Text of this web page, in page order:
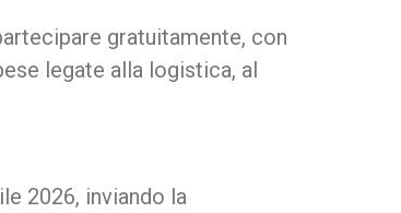
gratuitamente, con
legate alla logistica, al
2026, inviando la